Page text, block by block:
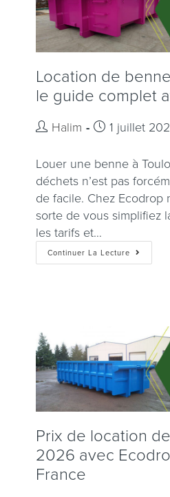
Location de
le guide complet
Halim 1 juillet
Louer une benne à
déchets n’est pas
de facile. Chez Ecodrop
sorte de vous simplifiez
les tarifs et…
Continuer La Lecture
Prix ​​de location
2026 avec
France